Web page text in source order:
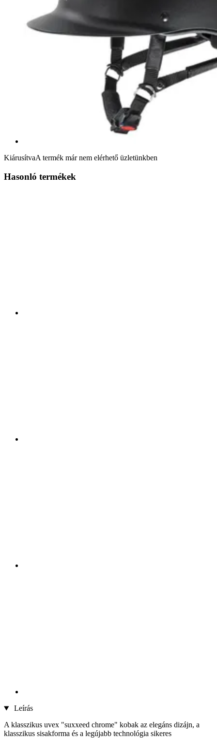
KiárusítvaA termék már nem elérhető üzletünkben
Hasonló termékek
Leírás
A klasszikus uvex "suxxeed chrome" kobak az elegáns dizájn, a
klasszikus sisakforma és a legújabb technológia sikeres